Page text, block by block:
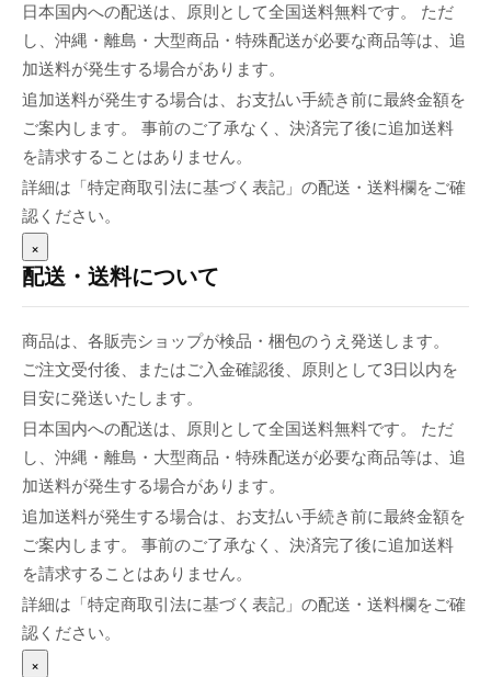
日本国内への配送は、原則として全国送料無料です。 ただ
し、沖縄・離島・大型商品・特殊配送が必要な商品等は、追
加送料が発生する場合があります。
追加送料が発生する場合は、お支払い手続き前に最終金額を
ご案内します。 事前のご了承なく、決済完了後に追加送料
を請求することはありません。
詳細は「特定商取引法に基づく表記」の配送・送料欄をご確
認ください。
×
配送・送料について
商品は、各販売ショップが検品・梱包のうえ発送します。
ご注文受付後、またはご入金確認後、原則として3日以内を
目安に発送いたします。
日本国内への配送は、原則として全国送料無料です。 ただ
し、沖縄・離島・大型商品・特殊配送が必要な商品等は、追
加送料が発生する場合があります。
追加送料が発生する場合は、お支払い手続き前に最終金額を
ご案内します。 事前のご了承なく、決済完了後に追加送料
を請求することはありません。
詳細は「特定商取引法に基づく表記」の配送・送料欄をご確
認ください。
×